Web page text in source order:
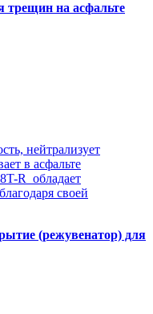
трещин на асфальте
нейтрализует
в асфальте
R обладает
своей
(режувенатор) для